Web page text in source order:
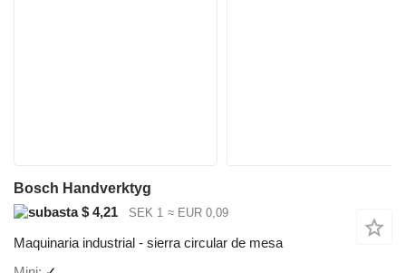
Bosch Handverktyg
$ 4,21
SEK 1 ≈ EUR 0,09
Maquinaria industrial - sierra circular de mesa